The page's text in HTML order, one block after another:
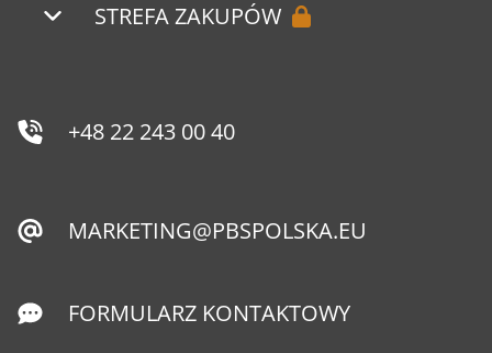
STREFA ZAKUPÓW
+48 22 243 00 40
MARKETING@PBSPOLSKA.EU
FORMULARZ KONTAKTOWY